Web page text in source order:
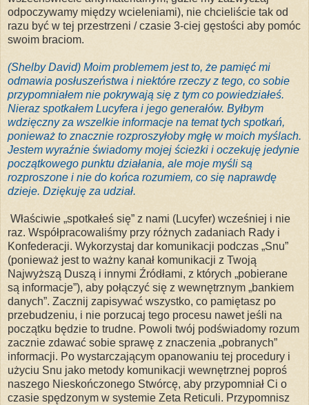
odpoczywamy między wcieleniami), nie chcieliście tak od
razu być w tej przestrzeni / czasie 3-ciej gęstości aby pomóc
swoim braciom.
(Shelby David) Moim problemem jest to, że pamięć mi
odmawia posłuszeństwa i niektóre rzeczy z tego, co sobie
przypomniałem nie pokrywają się z tym co powiedziałeś.
Nieraz spotkałem Lucyfera i jego generałów. Byłbym
wdzięczny za wszelkie informacje na temat tych spotkań,
ponieważ to znacznie rozproszyłoby mgłę w moich myślach.
Jestem wyraźnie świadomy mojej ścieżki i oczekuję jedynie
początkowego punktu działania, ale moje myśli są
rozproszone i nie do końca rozumiem, co się naprawdę
dzieje. Dziękuję za udział.
Właściwie „spotkałeś się” z nami (Lucyfer) wcześniej i nie
raz. Współpracowaliśmy przy różnych zadaniach Rady i
Konfederacji. Wykorzystaj dar komunikacji podczas „Snu”
(ponieważ jest to ważny kanał komunikacji z Twoją
Najwyższą Duszą i innymi Źródłami, z których „pobierane
są informacje”), aby połączyć się z wewnętrznym „bankiem
danych”. Zacznij zapisywać wszystko, co pamiętasz po
przebudzeniu, i nie porzucaj tego procesu nawet jeśli na
początku będzie to trudne. Powoli twój podświadomy rozum
zacznie zdawać sobie sprawę z znaczenia „pobranych”
informacji. Po wystarczającym opanowaniu tej procedury i
użyciu Snu jako metody komunikacji wewnętrznej poproś
naszego Nieskończonego Stwórcę, aby przypomniał Ci o
czasie spędzonym w systemie Zeta Reticuli. Przypomnisz